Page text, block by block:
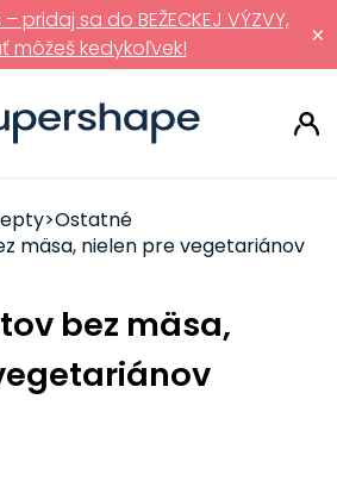
×
pridaj sa do BEŽECKEJ VÝZVY,
môžeš kedykoľvek!
>Ostatné
mäsa, nielen pre vegetariánov
bez mäsa,